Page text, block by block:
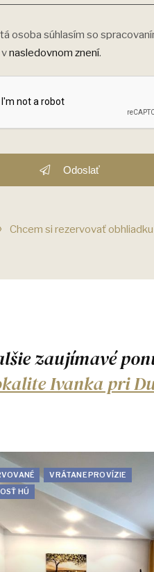
osoba súhlasím so
nasledovnom znení.
Odoslať
Chcem si rezervovať obhliadku
zaujímavé
Ivanka pri
VRÁTANE PROVÍZIE
HÚ